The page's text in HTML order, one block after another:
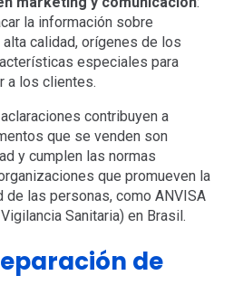
la información sobre
calidad, orígenes de los
especiales para
a los clientes.
contribuyen a
que se venden son
y cumplen las normas
que promueven la
de las personas, como ANVISA
Sanitaria) en Brasil.
de